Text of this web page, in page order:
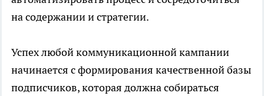
на содержании и стратегии.
Успех любой коммуникационной кампании
начинается с формирования качественной базы
подписчиков, которая должна собираться